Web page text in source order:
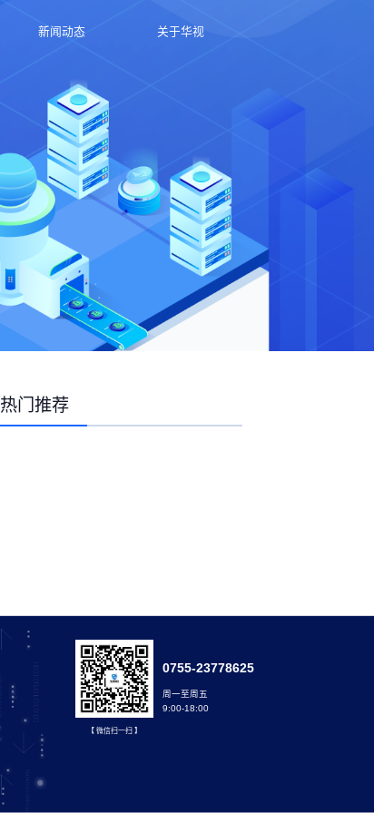
新闻动态 关于华视
热门推荐
【 微信扫一扫 】
0755-23778625
周一至周五
9:00-18:00